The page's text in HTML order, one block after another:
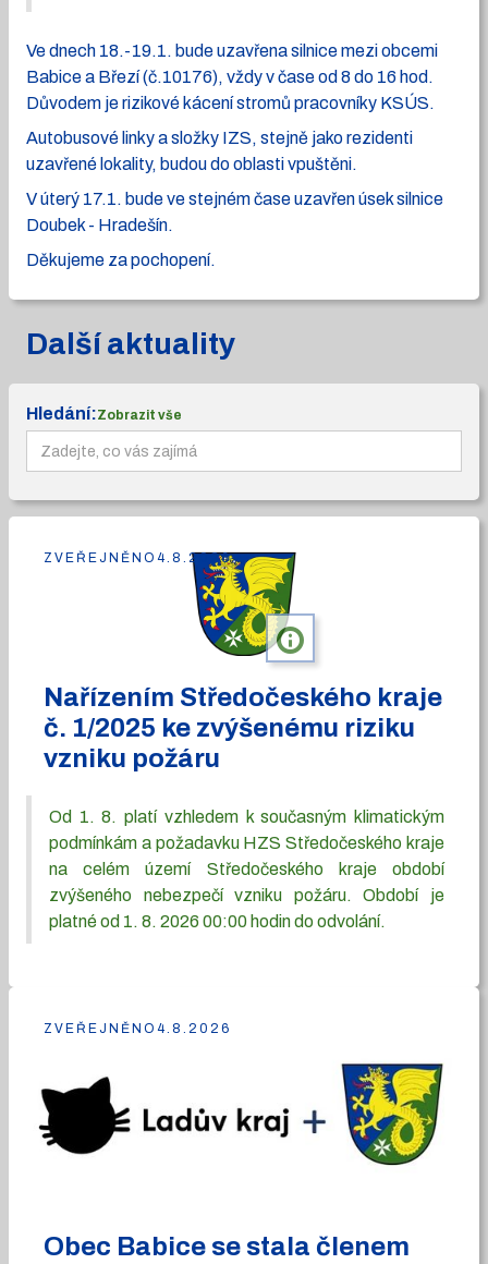
Ve dnech 18.-19.1. bude uzavřena silnice mezi obcemi
Babice a Březí (č.10176), vždy v čase od 8 do 16 hod.
Důvodem je rizikové kácení stromů pracovníky KSÚS.
Autobusové linky a složky IZS, stejně jako rezidenti
uzavřené lokality, budou do oblasti vpuštěni.
V úterý 17.1. bude ve stejném čase uzavřen úsek silnice
Doubek - Hradešín.
Děkujeme za pochopení.
Další aktuality
Hledání:Zobrazit vše
info
Nařízením Středočeského kraje
č. 1/2025 ke zvýšenému riziku
vzniku požáru
Od 1. 8. platí vzhledem k současným klimatickým
podmínkám a požadavku HZS Středočeského kraje
na celém území Středočeského kraje období
zvýšeného nebezpečí vzniku požáru. Období je
platné od 1. 8. 2026 00:00 hodin do odvolání.
ZVEŘEJNĚNO 4.8.2026
Obec Babice se stala členem
ZVEŘEJNĚNO 4.8.2026